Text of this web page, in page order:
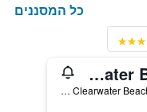
כל המסננים
Wyndham Grand Clearwater Beach
100 Coronado Drive, Clearwater Beach, FL, ארצות הברית